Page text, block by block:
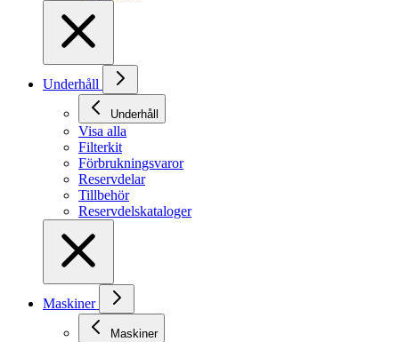
Underhåll
Underhåll
Visa alla
Filterkit
Förbrukningsvaror
Reservdelar
Tillbehör
Reservdelskataloger
Maskiner
Maskiner